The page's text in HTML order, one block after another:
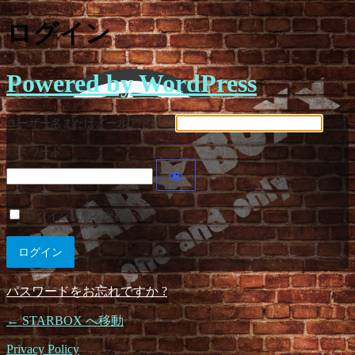
ログイン
Powered by WordPress
ユーザー名またはメールアドレス
パスワード
ログイン状態を保存する
パスワードをお忘れですか ?
← STARBOX へ移動
Privacy Policy